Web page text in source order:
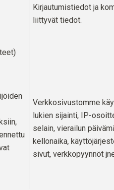
Kirjautumistiedot ja
liittyvät tiedot.
Verkkosivustomme
lukien sijainti, IP-
selain, vierailun
kellonaika,
sivut, verkkopyynnöt